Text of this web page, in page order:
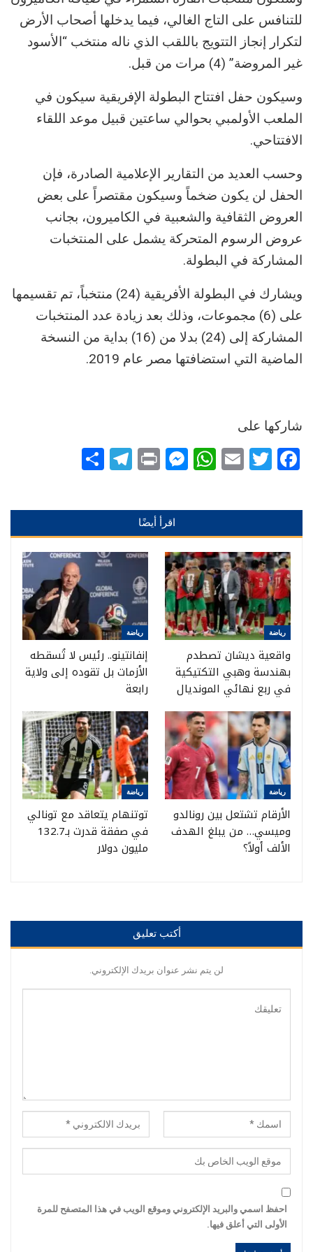
للتنافس على التاج الغالي، فيما يدخلها أصحاب الأرض
لتكرار إنجاز التتويج باللقب الذي ناله منتخب “الأسود
غير المروضة” (4) مرات من قبل.
وسيكون حفل افتتاح البطولة الإفريقية سيكون في
الملعب الأولمبي بحوالي ساعتين قبيل موعد اللقاء
الافتتاحي.
وحسب العديد من التقارير الإعلامية الصادرة، فإن
الحفل لن يكون ضخماً وسيكون مقتصراً على بعض
العروض الثقافية والشعبية في الكاميرون، بجانب
عروض الرسوم المتحركة يشمل على المنتخبات
المشاركة في البطولة.
ويشارك في البطولة الأفريقية (24) منتخباً، تم تقسيمها
على (6) مجموعات، وذلك بعد زيادة عدد المنتخبات
المشاركة إلى (24) بدلا من (16) بداية من النسخة
الماضية التي استضافتها مصر عام 2019.
شاركها على
Facebook
Twitter
Email
WhatsApp
Messenger
Print
Telegram
اقرأ أيضًا
رياضة
واقعية ديشان تصطدم
بهندسة وهبي التكتيكية
في ربع نهائي المونديال
رياضة
إنفانتينو.. رئيس لا تُسقطه
الأزمات بل تقوده إلى ولاية
رابعة
رياضة
الأرقام تشتعل بين رونالدو
وميسي… من يبلغ الهدف
الألف أولاً؟
رياضة
توتنهام يتعاقد مع تونالي
في صفقة قدرت بـ132.7
مليون دولار
أكتب تعليق
لن يتم نشر عنوان بريدك الإلكتروني.
احفظ اسمي والبريد الإلكتروني وموقع الويب في هذا المتصفح للمرة
الأولى التي أعلق فيها.